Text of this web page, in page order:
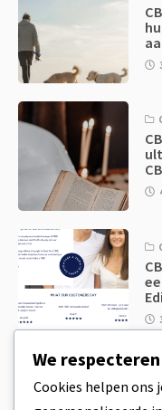
We
Cookies helpen ons